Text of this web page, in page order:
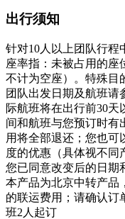
出行须知
针对10人以上团队行程
座率指：未被占用的座
不计为空座）。特殊目
团队出发日期及航班请
际航班将在出行前30
间和航班与您预订时有
用将全部退还；您也可
度的优惠（具体视不同
您已同意改变后的日期
本产品为北京中转产品
的联运费用；请确认订
班2人起订